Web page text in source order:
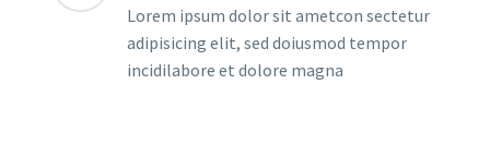
Lorem ipsum dolor sit ametcon sectetur
adipisicing elit, sed doiusmod tempor
incidilabore et dolore magna